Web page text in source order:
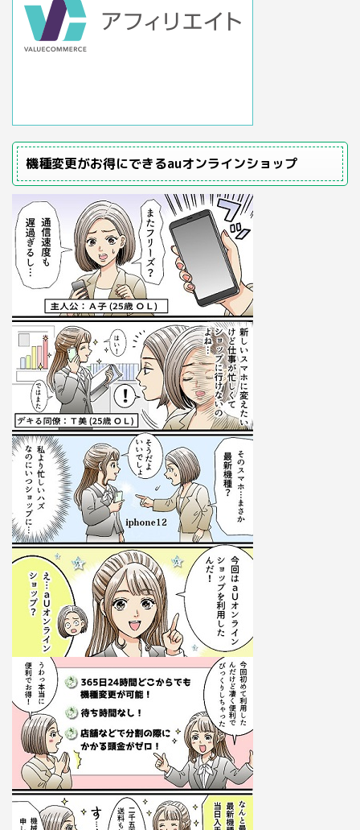
機種変更がお得にできるauオンラインショップ